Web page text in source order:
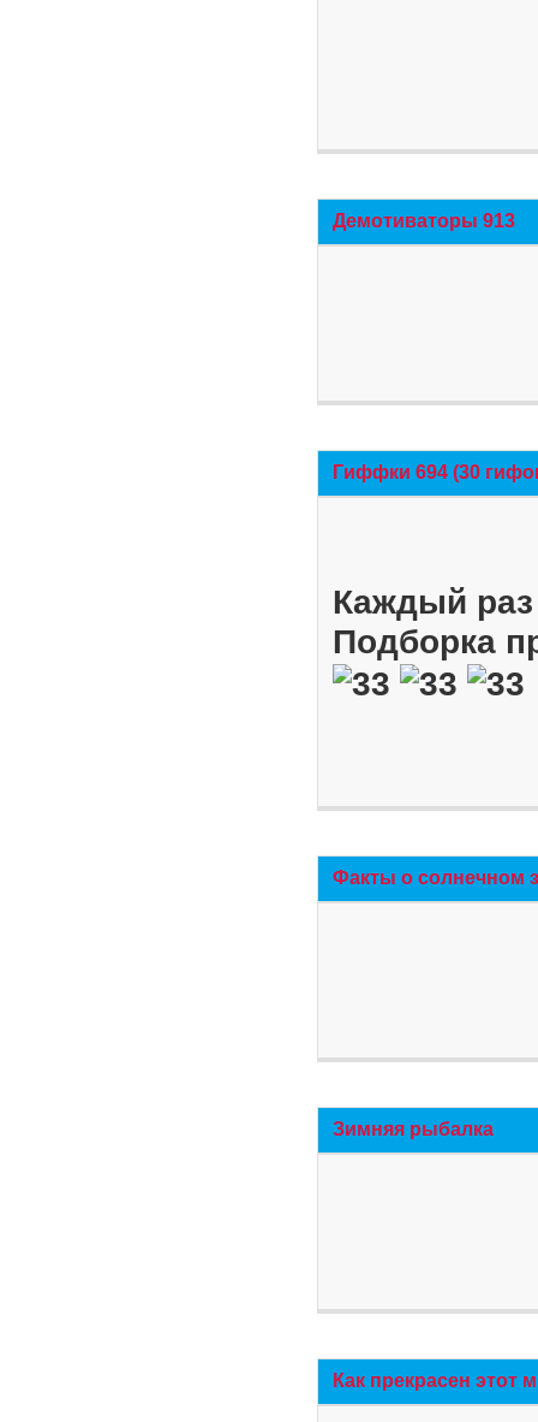
Демотиваторы 913
Гиффки 694 (30
Каждый
Подборка
Факты о солнечном
Зимняя рыбалка
Как прекрасен этот